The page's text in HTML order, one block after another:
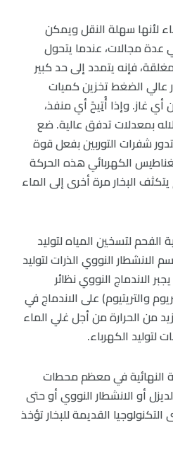
لأنها سهلة النقل ويمكن
عدة مجالات، عندما يتحول
فإنه يتمدد إلى حد كبير
عالي الضغط تخزين كميات
أي غاز. وإذا أُتِيحَ أي منفذ،
بمعدلات تدفق عالية. ضع
شفرات التوربين بفعل قوة
الكهربائي هذه الحركة
البخار مرة أخرى إلى الماء
الفحم لتسخين المياه لتوليد
الانشطار النووي الذرات لتوليد
الاندماج النووي نظائر
والتريتيوم) على الاندماج في
وتوليد المزيد من الحرارة من أجل غلي الماء
لتوليد الكهرباء.
النهائية في معظم محطات
أو الانشطار النووي أو حتى
القديمة للبخار تؤخذ